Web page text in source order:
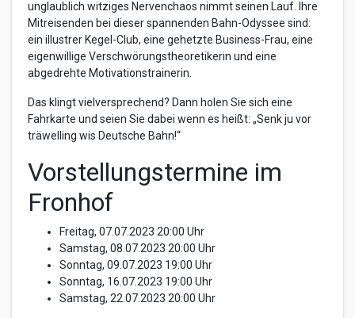
unglaublich witziges Nervenchaos nimmt seinen Lauf. Ihre
Mitreisenden bei dieser spannenden Bahn-Odyssee sind:
ein illustrer Kegel-Club, eine gehetzte Business-Frau, eine
eigenwillige Verschwörungstheoretikerin und eine
abgedrehte Motivationstrainerin.
Das klingt vielversprechend? Dann holen Sie sich eine
Fahrkarte und seien Sie dabei wenn es heißt: „Senk ju vor
träwelling wis Deutsche Bahn!“
Vorstellungstermine im
Fronhof
Freitag, 07.07.2023 20:00 Uhr
Samstag, 08.07.2023 20:00 Uhr
Sonntag, 09.07.2023 19:00 Uhr
Sonntag, 16.07.2023 19:00 Uhr
Samstag, 22.07.2023 20:00 Uhr